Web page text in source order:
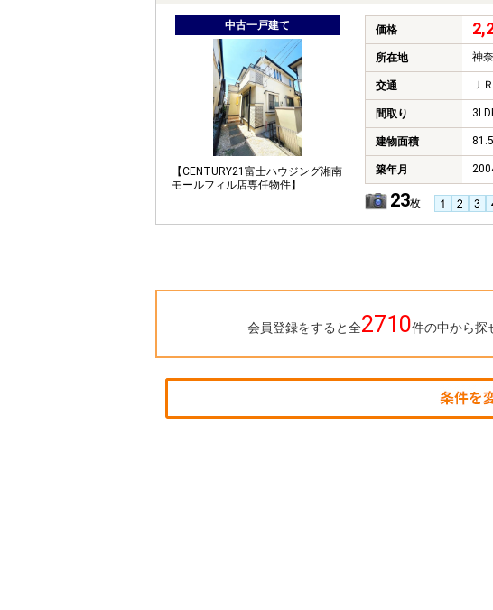
中古一戸建て
【CENTURY21富士ハウジング湘南
モールフィル店専任物件】
価格
所在地 神
交通 Ｊ
間取り
建物面積
築年月
23枚
会員登録をすると全2710件の中から探